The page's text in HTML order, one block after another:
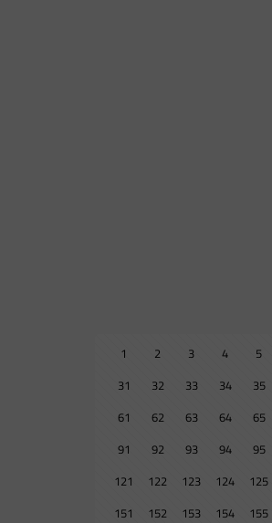
1 2 3 4 5
31
32 33 34 35
61
62 63 64 65
91
92 93 94 95
121
122 123 124 125
151
152 153 154 155